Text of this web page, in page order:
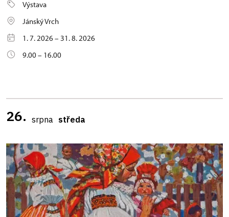
Výstava
Jánský Vrch
1. 7. 2026 – 31. 8. 2026
9.00 – 16.00
26. srpna středa